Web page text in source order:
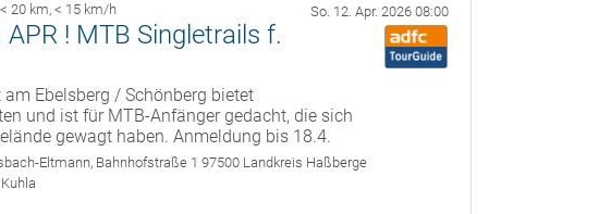
< 20 km, < 15 km/h So. 12. Apr. 2026 08:00
APR ! MTB Singletrails f.
Ebelsberg / Schönberg bietet
und ist für MTB-Anfänger gedacht, die sich
gewagt haben. Anmeldung bis 18.4.
Eltmann, Bahnhofstraße 1 97500 Landkreis Haßberge